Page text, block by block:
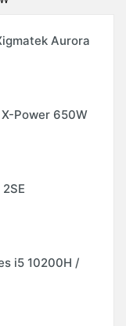
Aurora
Power 650W
i5 10200H /